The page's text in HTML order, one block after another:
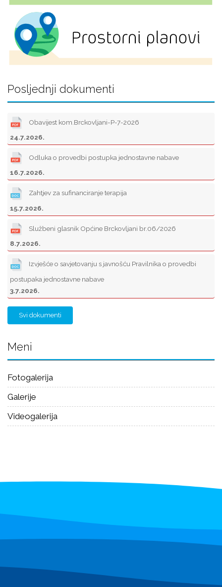
Posljednji dokumenti
Obavijest kom.Brckovljani-P-7-2026
24.7.2026.
Odluka o provedbi postupka jednostavne nabave
16.7.2026.
Zahtjev za sufinanciranje terapija
15.7.2026.
Službeni glasnik Općine Brckovljani br.06/2026
8.7.2026.
Izvješće o savjetovanju s javnošću Pravilnika o provedbi
postupaka jednostavne nabave
3.7.2026.
Svi dokumenti
Meni
Fotogalerija
Galerije
Videogalerija